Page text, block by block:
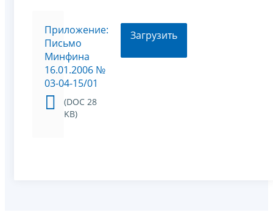
Приложение:
Письмо
Минфина
16.01.2006 №
03-04-15/01
(DOC 28
KB)
Загрузить